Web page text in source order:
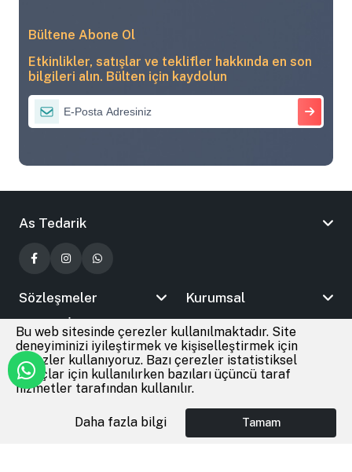
Anasayfa Giriş Yap Sepet
Bültene Abone Ol
Etkinlikler, satışlar ve teklifler hakkında en son
bilgileri alın. Bülten için kaydolun
As Tedarik
Sözleşmeler
Kurumsal
Bizimle İletişime Geçin
© 2026As TedarikTüm Hakları Saklıdır
Bu web sitesinde çerezler kullanılmaktadır. Site
deneyiminizi iyileştirmek ve kişiselleştirmek için
çerezler kullanıyoruz. Bazı çerezler istatistiksel
amaçlar için kullanılırken bazıları üçüncü taraf
hizmetler tarafından kullanılır.
Daha fazla bilgi Tamam